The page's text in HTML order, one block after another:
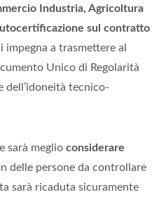
Industria, Agricoltura
sul contratto
a trasmettere al
Unico di Regolarità
dell’idoneità tecnico-
sarà meglio considerare
delle persone da controllare
sarà ricaduta sicuramente